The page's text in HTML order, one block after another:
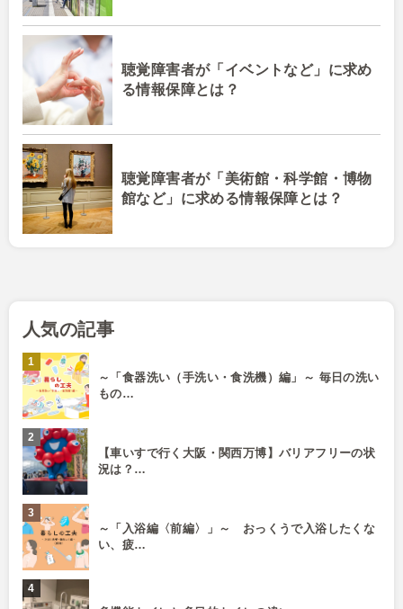
聴覚障害者が「イベントなど」に求め
る情報保障とは？
聴覚障害者が「美術館・科学館・博物
館など」に求める情報保障とは？
人気の記事
～「食器洗い（手洗い・食洗機）編」～ 毎日の洗い
もの…
【車いすで行く大阪・関西万博】バリアフリーの状
況は？…
～「入浴編〈前編〉」～ おっくうで入浴したくな
い、疲…